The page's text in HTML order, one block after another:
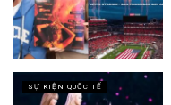
SỰ KIỆN QUỐC TẾ